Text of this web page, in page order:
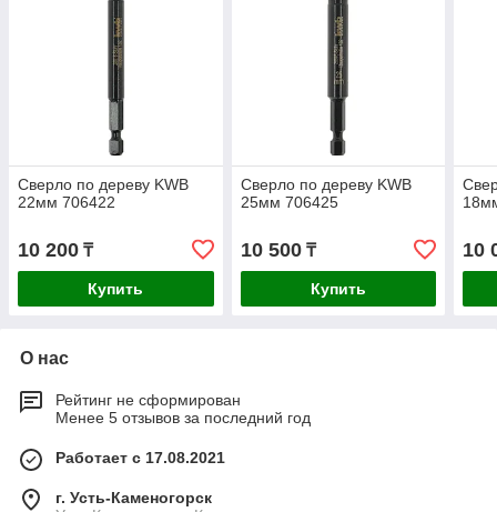
Сверло по дереву KWB
22мм 706422
10 200 ₸
Купить
Сверло по дереву KWB
25мм 706425
10 500₸
Купить
10
О нас
Рейтинг не сформирован
Менее 5 отзывов за последний год
Работает с 17.08.2021
г. Усть-Каменогорск